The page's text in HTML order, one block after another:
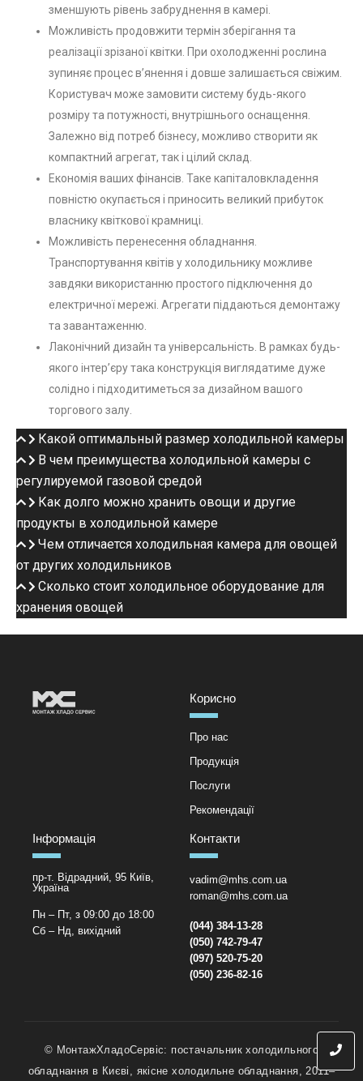
зменшують рівень забруднення в камері.
Можливість продовжити термін зберігання та
реалізації зрізаної квітки. При охолодженні рослина
зупиняє процес в’янення і довше залишається свіжим.
Користувач може замовити систему будь-якого
розміру та потужності, внутрішнього оснащення.
Залежно від потреб бізнесу, можливо створити як
компактний агрегат, так і цілий склад.
Економія ваших фінансів. Таке капіталовкладення
повністю окупається і приносить великий прибуток
власнику квіткової крамниці.
Можливість перенесення обладнання.
Транспортування квітів у холодильнику можливе
завдяки використанню простого підключення до
електричної мережі. Агрегати піддаються демонтажу
та завантаженню.
Лаконічний дизайн та універсальність. В рамках будь-
якого інтер’єру така конструкція виглядатиме дуже
солідно і підходитиметься за дизайном вашого
торгового залу.
Какой оптимальный размер холодильной камеры
В чем преимущества холодильной камеры c
регулируемой газовой средой
Как долго можно хранить овощи и другие
продукты в холодильной камере
Чем отличается холодильная камера для овощей
от других холодильников
Сколько стоит холодильное оборудование для
хранения овощей
Корисно
Про нас
Продукція
Послуги
Рекомендації
Інформація
пр-т. Відрадний, 95 Київ,
Україна
Пн – Пт, з 09:00 до 18:00
Сб – Нд, вихідний
Контакти
vadim@mhs.com.ua
roman@mhs.com.ua
(044) 384-13-28
(050) 742-79-47
(097) 520-75-20
(050) 236-82-16
© МонтажХладоСервіс: постачальник холодильного
обладнання в Києві, якісне холодильне обладнання, 2011–